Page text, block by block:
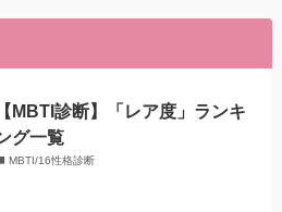
【MBTI診断】「レア度」ランキ
グ一覧
MBTI/16性格診断